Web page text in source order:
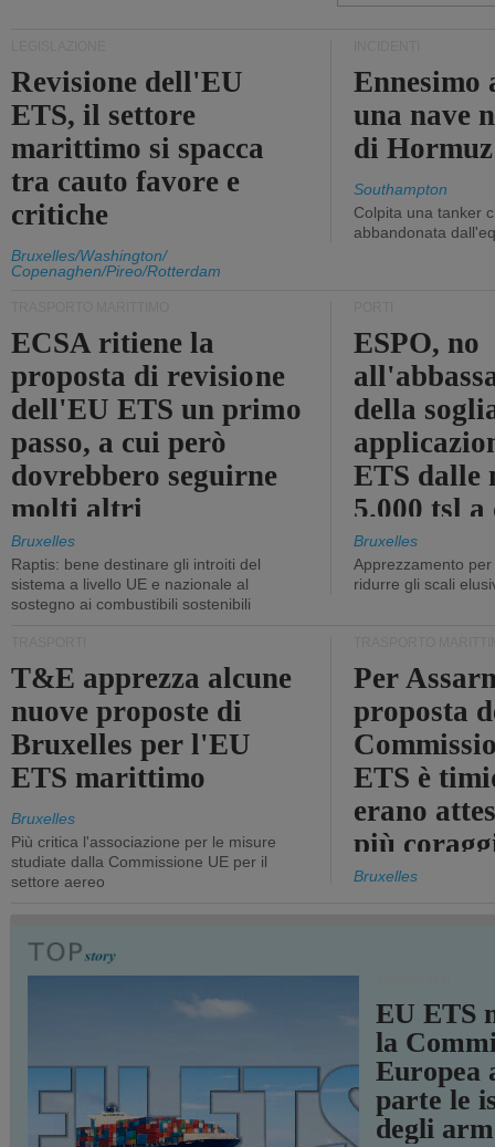
Revisione dell'EU
ETS, il settore
marittimo si spacca
tra cauto favore e
critiche
Bruxelles/Washington/
Copenaghen/Pireo/Rotterdam
Ennesimo
una nave
di Hormuz
Southampton
Colpita una tanker
abbandonata
ECSA ritiene la
proposta di revisione
dell'EU ETS un primo
passo, a cui però
dovrebbero seguirne
molti altri
Bruxelles
Raptis: bene destinare gli introiti del
sistema a livello UE e nazionale al
sostegno ai combustibili sostenibili
ESPO, no
della
ETS dalle
5.000 tsl
400 tsl
Bruxelles
Apprezzamento
ridurre gli scali
T&E apprezza alcune
nuove proposte di
Bruxelles per l'EU
ETS marittimo
Bruxelles
Più critica l'associazione per le misure
studiate dalla Commissione UE per il
settore aereo
Per
proposta
ETS è
erano
più
Bruxelles
EU ETS
la
Europea
parte le
degli